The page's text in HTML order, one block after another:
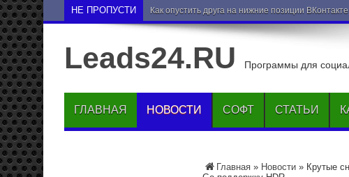
НЕ ПРОПУСТИ Как опустить друга на нижние позиции ВКонтакте
Leads24.RU Программы для
ГЛАВНАЯ НОВОСТИ СОФТ СТАТЬИ
Главная » Новости » Крутые